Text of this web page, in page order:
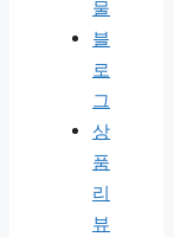
물
블
로
그
상
품
리
뷰